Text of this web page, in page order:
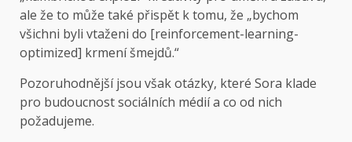
ale že to může také přispět k tomu, že „bychom
všichni byli vtaženi do [reinforcement-learning-
optimized] krmení šmejdů.“
Pozoruhodnější jsou však otázky, které Sora klade
pro budoucnost sociálních médií a co od nich
požadujeme.